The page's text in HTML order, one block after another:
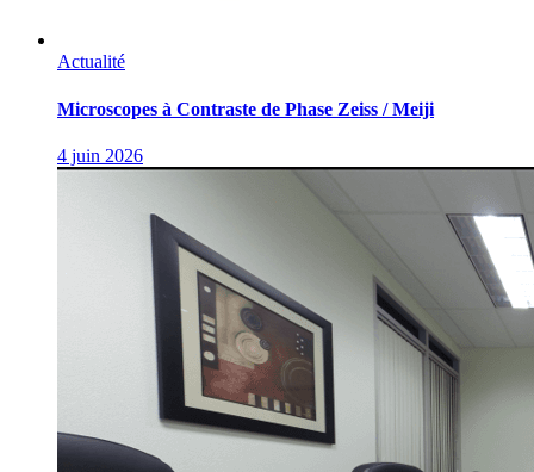
Actualité
Microscopes à Contraste de Phase Zeiss / Meiji
4 juin 2026